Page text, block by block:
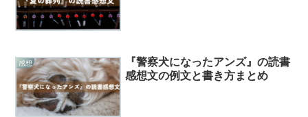
感想
『警察犬になったアンズ』の読書
感想文の例文と書き方まとめ